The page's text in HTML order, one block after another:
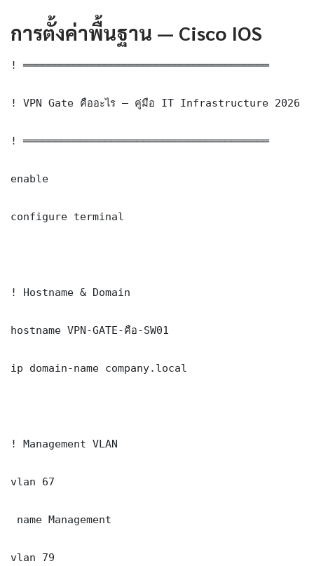
การตั้งค่าพื้นฐาน — Cisco IOS
! ═══════════════════════════════════════
! VPN Gate คืออะไร — คู่มือ IT Infrastructure 2026
! ═══════════════════════════════════════
enable
configure terminal
! Hostname & Domain
hostname VPN-GATE-คือ-SW01
ip domain-name company.local
! Management VLAN
vlan 67
name Management
vlan 79